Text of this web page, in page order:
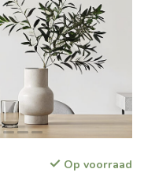
Op voorraad